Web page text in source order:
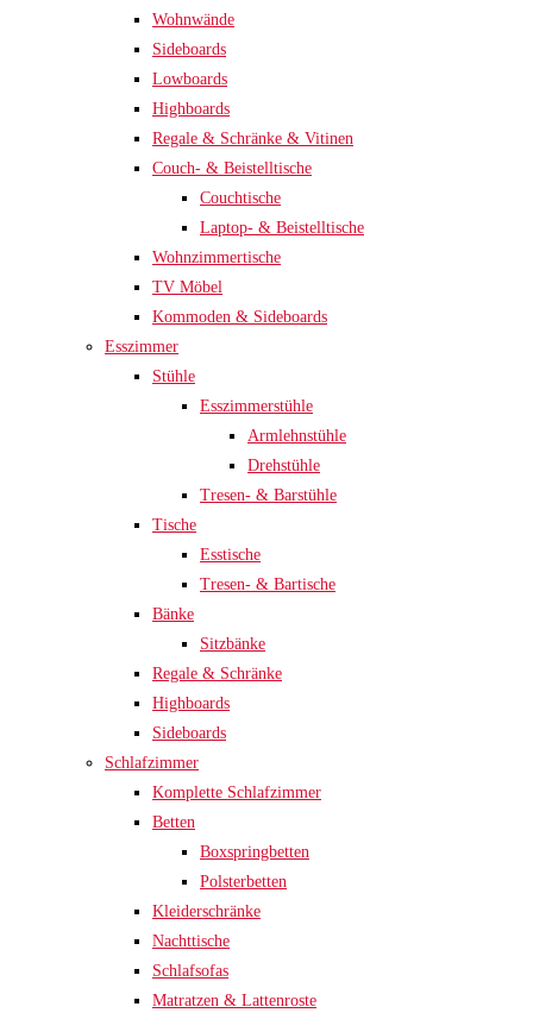
Wohnwände
Sideboards
Lowboards
Highboards
Regale & Schränke & Vitinen
Couch- & Beistelltische
Couchtische
Laptop- & Beistelltische
Wohnzimmertische
TV Möbel
Kommoden & Sideboards
Esszimmer
Stühle
Esszimmerstühle
Armlehnstühle
Drehstühle
Tresen- & Barstühle
Tische
Esstische
Tresen- & Bartische
Bänke
Sitzbänke
Regale & Schränke
Highboards
Sideboards
Schlafzimmer
Komplette Schlafzimmer
Betten
Boxspringbetten
Polsterbetten
Kleiderschränke
Nachttische
Schlafsofas
Matratzen & Lattenroste